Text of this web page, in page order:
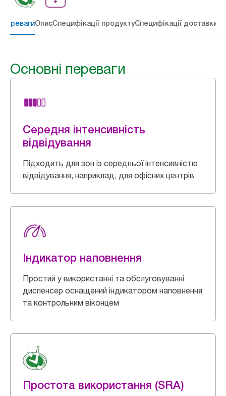
перевагиОписСпецифікації продуктуСпецифікації доставки
Основні переваги
Середня інтенсивність
відвідування
Підходить для зон із середньої інтенсивністю
відвідування, наприклад, для офісних центрів
Індикатор наповнення
Простий у використанні та обслуговуванні
диспенсер оснащений індикатором наповнення
та контрольним віконцем
Простота використання (SRA)